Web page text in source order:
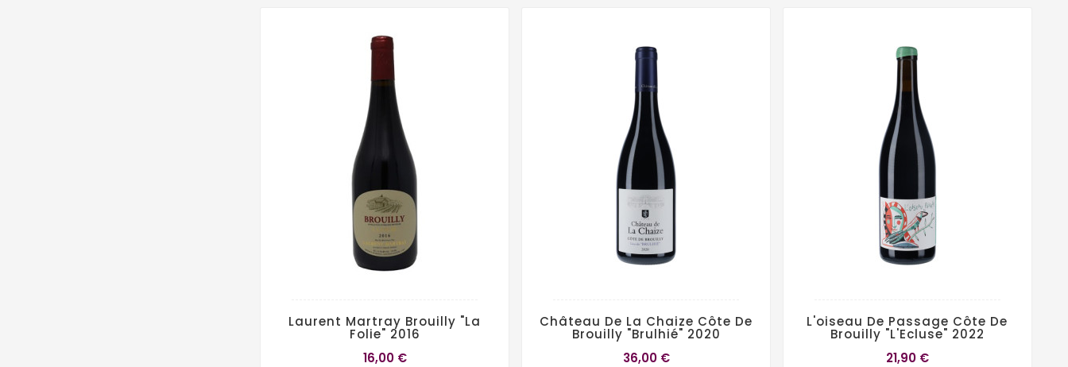
Laurent Martray Brouilly "La
Folie" 2016
16,00 €
Château De La Chaize Côte De
Brouilly "Brulhié" 2020
36,00 €
L'oiseau De Passage Côte De
Brouilly "L'Ecluse" 2022
21,90 €